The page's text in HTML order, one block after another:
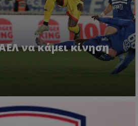
να κάμει κίνηση